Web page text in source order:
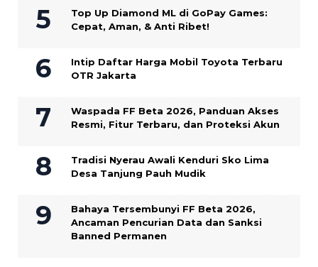
Top Up Diamond ML di GoPay Games:
Cepat, Aman, & Anti Ribet!
Intip Daftar Harga Mobil Toyota Terbaru
OTR Jakarta
Waspada FF Beta 2026, Panduan Akses
Resmi, Fitur Terbaru, dan Proteksi Akun
Tradisi Nyerau Awali Kenduri Sko Lima
Desa Tanjung Pauh Mudik
Bahaya Tersembunyi FF Beta 2026,
Ancaman Pencurian Data dan Sanksi
Banned Permanen